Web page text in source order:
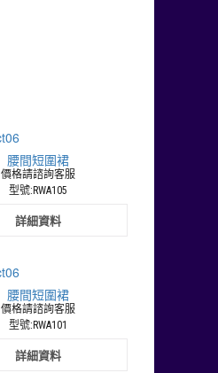
腰間短圍裙
價格請諮詢客服
型號:RWA105
詳細資料
腰間短圍裙
價格請諮詢客服
型號:RWA101
詳細資料